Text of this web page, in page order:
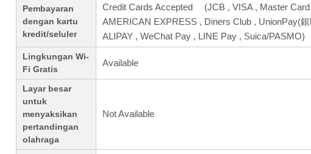
Pembayaran
dengan kartu
kredit/seluler
Credit Cards Accepted (JCB , VISA , Master Card
AMERICAN EXPRESS , Diners Club , UnionPay(
ALIPAY , WeChat Pay , LINE Pay , Suica/PASMO)
Lingkungan Wi-
Fi Gratis
Available
Layar besar
untuk
menyaksikan
pertandingan
olahraga
Not Available